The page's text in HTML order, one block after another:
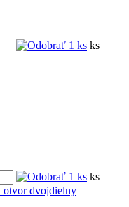
ks
ks